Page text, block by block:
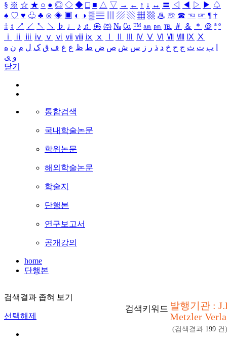
§ ※ ☆ ★ ○ ● ◎ ◇ ◆ □ ■ △ ▽ → ← ↑ ↓ ↔ 〓 ◁ ◀ ▷ ▶ ♤
♠ ♡ ♥ ♧ ♣ ⊙ ◈ ▣ ◐ ◑ ▒ ▤ ▨ ▧ ▦ ▩ ♨ ☏ ☎ ☜ ☞ ¶ †
‡ ↕ ↗ ↙ ↖ ↘ ♭ ♩ ♪ ♬ ㉿ ㈜ № ㏇ ™ ㏂ ㏘ ℡ ＃ ＆ ＊ ＠ ª º
ⅰ
ⅱ ⅲ ⅳ ⅴ ⅵ ⅶ ⅷ ⅸ ⅹ Ⅳ Ⅴ Ⅵ Ⅶ Ⅷ Ⅸ Ⅹ
ب ت ث ج ح خ د ذ ر ز س ش ص ض ط ظ ع غ ف ق ک ل م ن ه
و ی
닫기
통합검색
국내학술논문
학위논문
해외학술논문
학술지
단행본
연구보고서
공개강의
home
단행본
검색결과 좁혀 보기
선택해제
검색키워드 발행기관 :
Metzler
(검색결과 199 건)